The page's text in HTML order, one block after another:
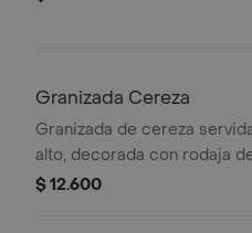
Granizada Cereza
Granizada de cereza
alto, decorada con rodaja
$ 12.600